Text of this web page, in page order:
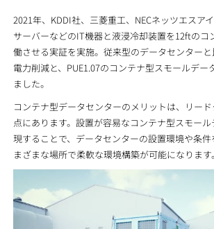
2021年、KDDI社、三菱重工、NECネッツエスア
サーバーなどのIT機器と液浸冷却装置を12ftのコ
働させる実証を実施。従来型のデータセンター
電力削減と、PUE1.07のコンテナ型スモールデー
ました。
コンテナ型データセンターのメリットは、リー
点にあります。設置が容易なコンテナ型スモー
現することで、データセンターの設置環境や条
まざまな場所で柔軟な環境構築が可能になります。